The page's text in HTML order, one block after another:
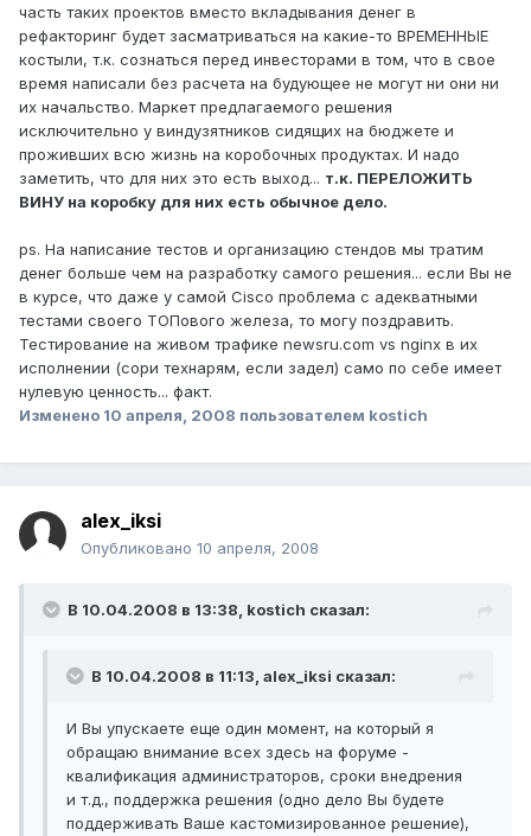
часть таких проектов вместо вкладывания денег в
рефакторинг будет засматриваться на какие-то ВРЕМЕННЫЕ
костыли, т.к. сознаться перед инвесторами в том, что в свое
время написали без расчета на будующее не могут ни они ни
их начальство. Маркет предлагаемого решения
исключительно у виндузятников сидящих на бюджете и
проживших всю жизнь на коробочных продуктах. И надо
заметить, что для них это есть выход... т.к. ПЕРЕЛОЖИТЬ
ВИНУ на коробку для них есть обычное дело.
ps. На написание тестов и организацию стендов мы тратим
денег больше чем на разработку самого решения... если Вы не
в курсе, что даже у самой Cisco проблема с адекватными
тестами своего ТОПового железа, то могу поздравить.
Тестирование на живом трафике newsru.com vs nginx в их
исполнении (сори технарям, если задел) само по себе имеет
нулевую ценность... факт.
Изменено 10 апреля, 2008 пользователем kostich
alex_iksi
Опубликовано 10 апреля, 2008
В 10.04.2008 в 13:38, kostich сказал:
В 10.04.2008 в 11:13, alex_iksi сказал:
И Вы упускаете еще один момент, на который я
обращаю внимание всех здесь на форуме -
квалификация администраторов, сроки внедрения
и т.д., поддержка решения (одно дело Вы будете
поддерживать Ваше кастомизированное решение),